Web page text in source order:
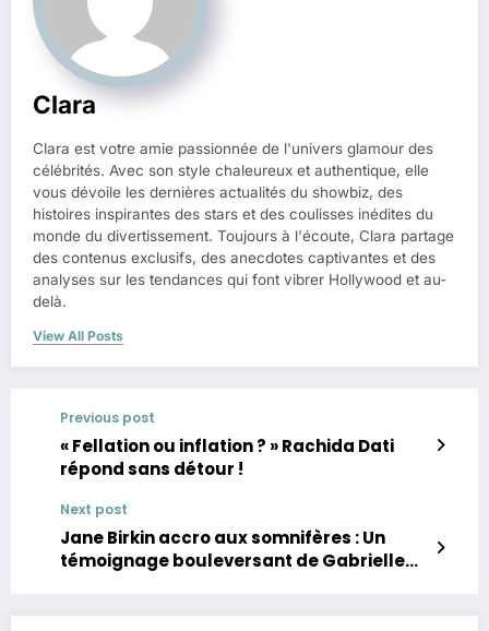
Clara
Clara est votre amie passionnée de l'univers glamour des
célébrités. Avec son style chaleureux et authentique, elle
vous dévoile les dernières actualités du showbiz, des
histoires inspirantes des stars et des coulisses inédites du
monde du divertissement. Toujours à l'écoute, Clara partage
des contenus exclusifs, des anecdotes captivantes et des
analyses sur les tendances qui font vibrer Hollywood et au-
delà.
View All Posts
Previous post
« Fellation ou inflation ? » Rachida Dati
répond sans détour !
Next post
Jane Birkin accro aux somnifères : Un
témoignage bouleversant de Gabrielle